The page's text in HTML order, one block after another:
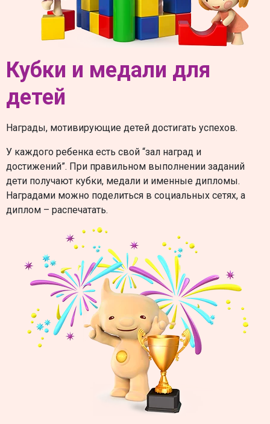
Кубки и медали для
детей
Награды, мотивирующие детей достигать успехов.
У каждого ребенка есть свой “зал наград и
достижений”. При правильном выполнении заданий
дети получают кубки, медали и именные дипломы.
Наградами можно поделиться в социальных сетях, а
диплом – распечатать.